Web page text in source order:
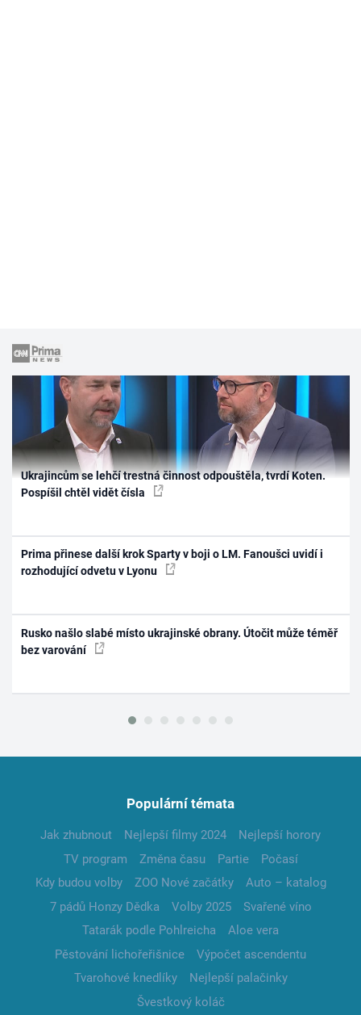
Ukrajincům se lehčí trestná činnost odpouštěla, tvrdí Koten.
Pospíšil chtěl vidět čísla
Prima přinese další krok Sparty v boji o LM. Fanoušci uvidí i
rozhodující odvetu v Lyonu
Rusko našlo slabé místo ukrajinské obrany. Útočit může téměř
bez varování
Populární témata
Jak zhubnout Nejlepší filmy 2024
Nejlepší horory
TV program
Změna času Partie
Počasí
Kdy budou volby
ZOO Nové začátky
Auto – katalog
7 pádů Honzy Dědka
Volby 2025
Svařené víno
Tatarák podle Pohlreicha
Aloe vera
Pěstování lichořeřišnice
Výpočet ascendentu
Tvarohové knedlíky
Nejlepší palačinky
Švestkový koláč